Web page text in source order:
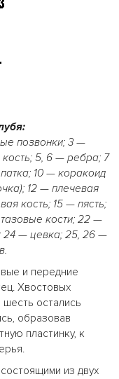
позвонки; 3 —
5, 6 — ребра; 7
10 — коракоид
12 — плечевая
кость; 15 — пясть;
кости; 22 —
24 — цевка; 25, 26 —
и передние
Хвостовых
шесть остались
образовав
пластинку, к
из двух